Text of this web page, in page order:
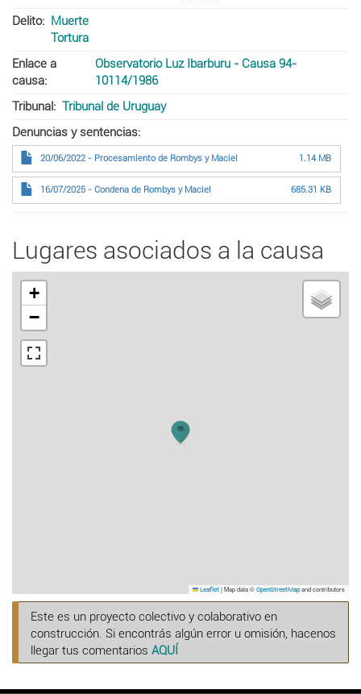
Delito
Muerte
Tortura
Enlace a
causa
Observatorio Luz Ibarburu - Causa 94-
10114/1986
Tribunal
Tribunal de Uruguay
Denuncias y sentencias
20/06/2022 - Procesamiento de Rombys y Maciel 1.14 MB
16/07/2025 - Condena de Rombys y Maciel 685.31 KB
Lugares asociados a la causa
+
−
Leaflet |Map data © OpenStreetMapand contributors
Este es un proyecto colectivo y colaborativo en
construcción. Si encontrás algún error u omisión, hacenos
llegar tus comentarios AQUÍ